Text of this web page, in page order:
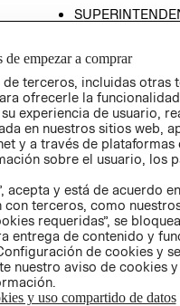
PETICIONES
QUEJAS Y
RECLAMOS
de empezar a comprar
terceros, incluidas otras
ofrecerle la
experiencia de usuario,
en nuestros sitios web,
y a través de plataformas
sobre el usuario, los
acepta y está de acuerdo
terceros, como
requeridas”, se
entrega de contenido y
de cookies y
nuestro aviso de cookies
y uso compartido de datos